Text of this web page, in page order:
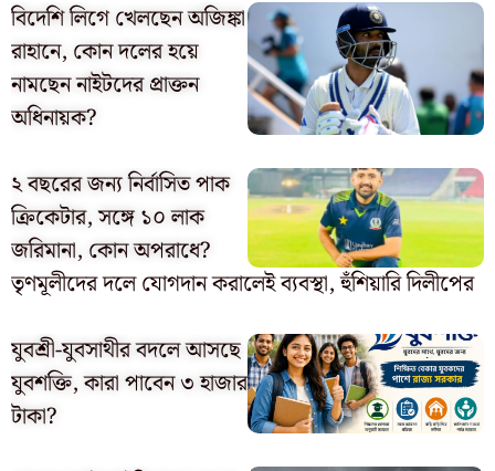
বিদেশি লিগে খেলছেন অজিঙ্কা
রাহানে, কোন দলের হয়ে
নামছেন নাইটদের প্রাক্তন
অধিনায়ক?
২ বছরের জন্য নির্বাসিত পাক
ক্রিকেটার, সঙ্গে ১০ লাক
জরিমানা, কোন অপরাধে?
তৃণমূলীদের দলে যোগদান করালেই ব্যবস্থা, হুঁশিয়ারি দিলীপের
যুবশ্রী-যুবসাথীর বদলে আসছে
যুবশক্তি, কারা পাবেন ৩ হাজার
টাকা?